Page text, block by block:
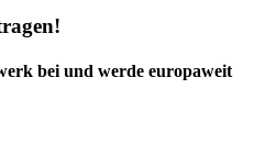
bei und werde europaweit